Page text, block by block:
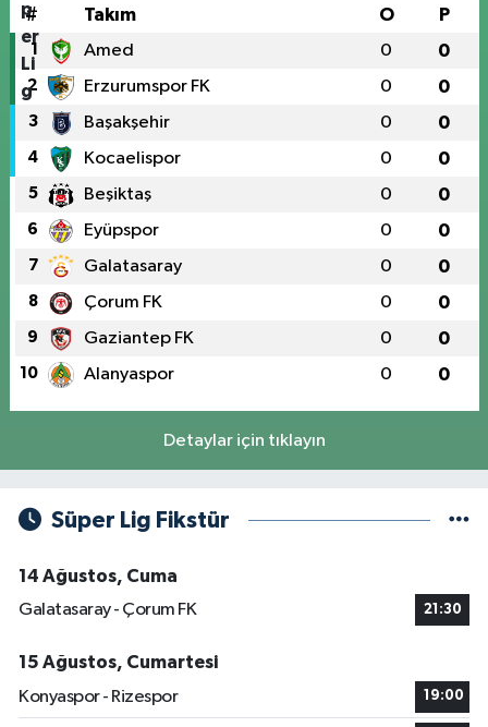
# Takım O P
1 Amed 0 0
2 Erzurumspor FK 0 0
3 Başakşehir 0 0
4 Kocaelispor 0 0
5 Beşiktaş 0 0
6 Eyüpspor 0 0
7 Galatasaray 0 0
8 Çorum FK 0 0
9 Gaziantep FK 0 0
10 Alanyaspor 0 0
Detaylar için tıklayın
Süper Lig Fikstür
14 Ağustos, Cuma
Galatasaray - Çorum FK
21:30
15 Ağustos, Cumartesi
Konyaspor - Rizespor
19:00